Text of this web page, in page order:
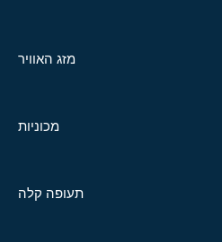
מזג האוויר
מכוניות
תעופה קלה